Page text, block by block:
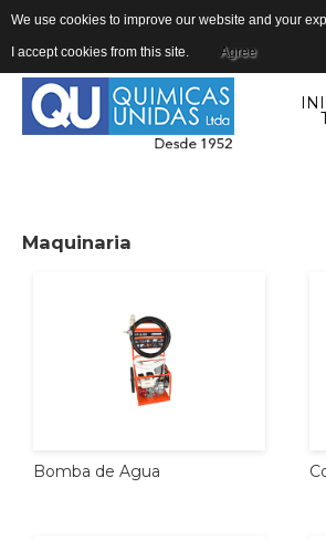
Maquinaria
Bomba de Agua
We use cookies to improve our website and your
I accept cookies from this site. Agree